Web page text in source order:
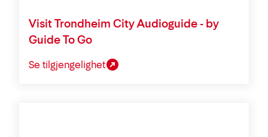
Visit Trondheim City Audioguide - by
Guide To Go
Se tilgjengelighet